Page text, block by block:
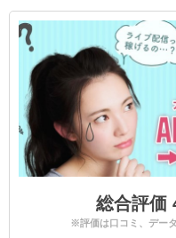
総合評価
※評価は口コミ、デー